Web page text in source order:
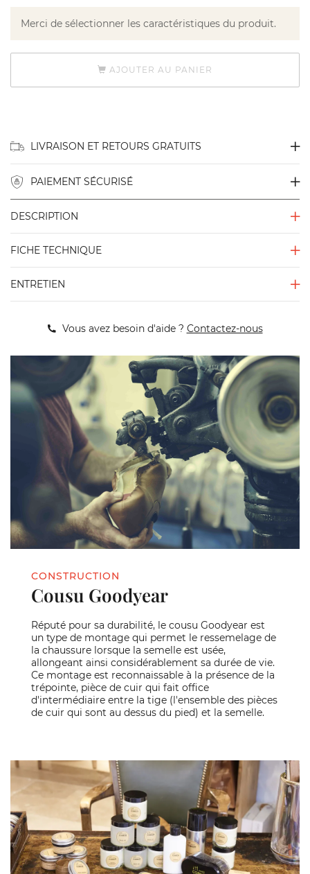
Merci de sélectionner les caractéristiques du produit.
AJOUTER AU PANIER
LIVRAISON ET RETOURS GRATUITS
PAIEMENT SÉCURISÉ
DESCRIPTION
FICHE TECHNIQUE
ENTRETIEN
Vous avez besoin d'aide ? Contactez-nous
CONSTRUCTION
Cousu Goodyear
Réputé pour sa durabilité, le cousu Goodyear est
un type de montage qui permet le ressemelage de
la chaussure lorsque la semelle est usée,
allongeant ainsi considérablement sa durée de vie.
Ce montage est reconnaissable à la présence de la
trépointe, pièce de cuir qui fait office
d'intermédiaire entre la tige (l'ensemble des pièces
de cuir qui sont au dessus du pied) et la semelle.